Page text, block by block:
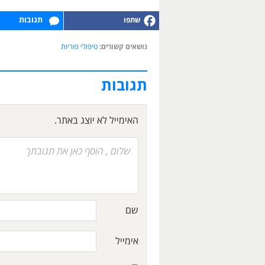
תגובות
נושאים קשורים: טיפולי פוריות
תגובות
האימייל לא יוצג באתר.
שם
אימייל